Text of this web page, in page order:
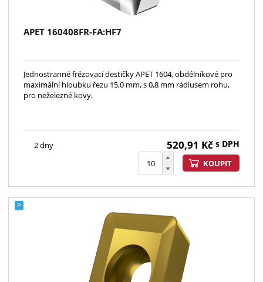
APET 160408FR-FA:HF7
Jednostranné frézovací destičky APET 1604, obdélníkové pro
maximální hloubku řezu 15,0 mm, s 0,8 mm rádiusem rohu,
pro neželezné kovy.
2 dny 520,91 Kč s DPH
KOUPIT